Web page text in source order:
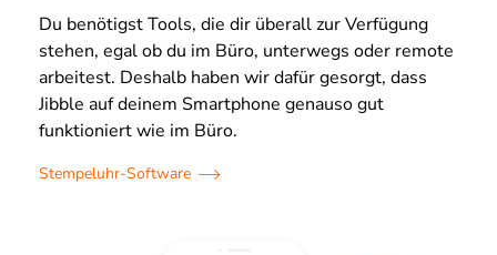
Du benötigst Tools, die dir überall zur Verfügung
stehen, egal ob du im Büro, unterwegs oder remote
arbeitest. Deshalb haben wir dafür gesorgt, dass
Jibble auf deinem Smartphone genauso gut
funktioniert wie im Büro.
Stempeluhr-Software